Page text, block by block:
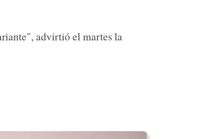
advirtió el martes la